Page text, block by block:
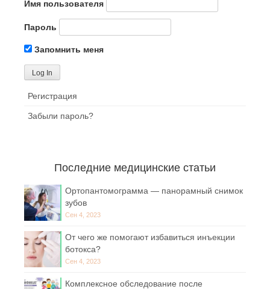
Имя пользователя
Пароль
Запомнить меня
Регистрация
Забыли пароль?
Последние медицинские статьи
Ортопантомограмма — панорамный снимок
зубов
Сен 4, 2023
От чего же помогают избавиться инъекции
ботокса?
Сен 4, 2023
Комплексное обследование после